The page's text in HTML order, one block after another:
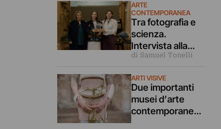
ARTE
CONTEMPORANEA
Tra fotografia e
scienza.
Intervista alla
vincitrice del
Fotografia
Italiana 2026
di Samuel Tonelli
ARTI VISIVE
Due importanti
musei d’arte
contemporanea
italiani si alleano